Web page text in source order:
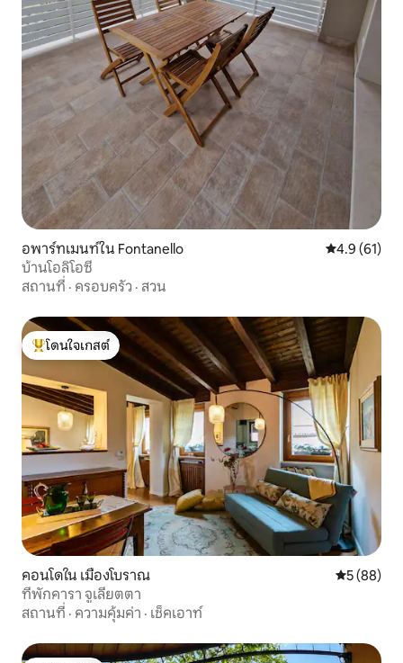
อพาร์ทเมนท์ใน Fontanello คะแนนเฉลี่ย
4.9 (61)
บ้านโอลิโอซี
สถานที่ · ครอบครัว · สวน
โดนใจเกสต์ที่สุด
โดนใจเกสต์
คอนโดใน เมืองโบราณ คะแนนเฉลี่
5 (88)
ที่พักคารา จูเลียตตา
สถานที่ · ความคุ้มค่า · เช็คเอาท์